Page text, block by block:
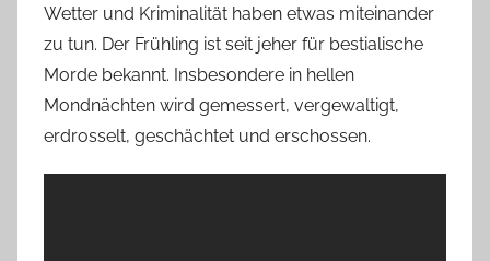
Wetter und Kriminalität haben etwas miteinander
zu tun. Der Frühling ist seit jeher für bestialische
Morde bekannt. Insbesondere in hellen
Mondnächten wird gemessert, vergewaltigt,
erdrosselt, geschächtet und erschossen.